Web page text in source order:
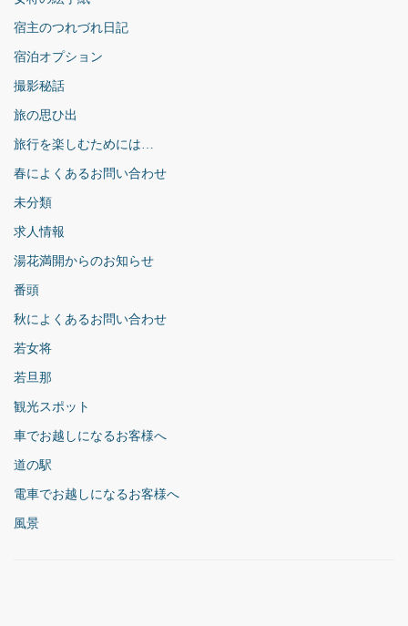
宿主のつれづれ日記
宿泊オプション
撮影秘話
旅の思ひ出
旅行を楽しむためには…
春によくあるお問い合わせ
未分類
求人情報
湯花満開からのお知らせ
番頭
秋によくあるお問い合わせ
若女将
若旦那
観光スポット
車でお越しになるお客様へ
道の駅
電車でお越しになるお客様へ
風景